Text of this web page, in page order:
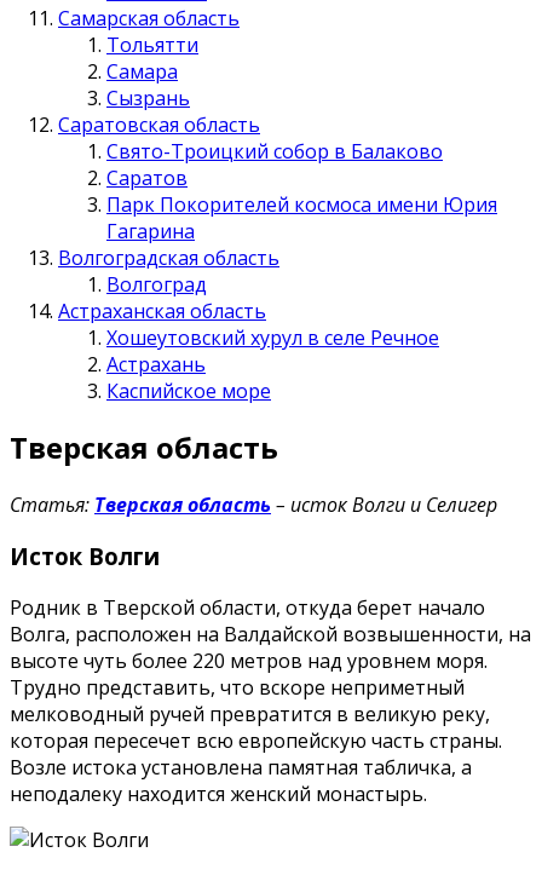
Самарская область
Тольятти
Самара
Сызрань
Саратовская область
Свято-Троицкий собор в Балаково
Саратов
Парк Покорителей космоса имени Юрия
Гагарина
Волгоградская область
Волгоград
Астраханская область
Хошеутовский хурул в селе Речное
Астрахань
Каспийское море
Тверская область
Статья: Тверская область – исток Волги и Селигер
Исток Волги
Родник в Тверской области, откуда берет начало
Волга, расположен на Валдайской возвышенности, на
высоте чуть более 220 метров над уровнем моря.
Трудно представить, что вскоре неприметный
мелководный ручей превратится в великую реку,
которая пересечет всю европейскую часть страны.
Возле истока установлена памятная табличка, а
неподалеку находится женский монастырь.